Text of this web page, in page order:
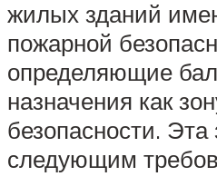
жилых зданий
пожарной
определяющие
назначения как
безопасности. Эта
следующим